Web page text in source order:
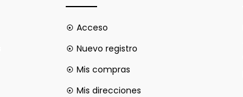
Acceso
Nuevo registro
Mis compras
Mis direcciones